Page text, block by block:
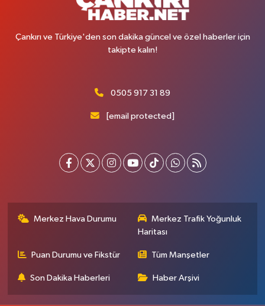
Çankırı ve Türkiye'den son dakika güncel ve özel haberler için
takipte kalın!
0505 917 31 89
[email protected]
Merkez Hava Durumu
Merkez Trafik Yoğunluk
Haritası
Puan Durumu ve Fikstür Tüm Manşetler
Son Dakika Haberleri Haber Arşivi